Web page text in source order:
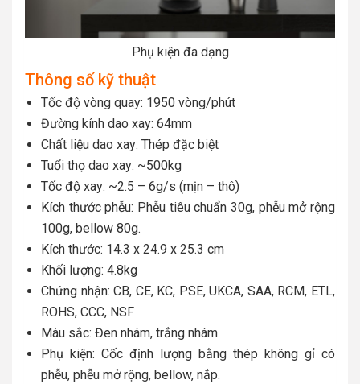
Phụ kiện đa dạng
Thông số kỹ thuật
Tốc độ vòng quay: 1950 vòng/phút
Đường kính dao xay: 64mm
Chất liệu dao xay: Thép đặc biệt
Tuổi thọ dao xay: ~500kg
Tốc độ xay: ~2.5 – 6g/s (mịn – thô)
Kích thước phễu: Phễu tiêu chuẩn 30g, phễu mở rộng
100g, bellow 80g.
Kích thước: 14.3 x 24.9 x 25.3 cm
Khối lượng: 4.8kg
Chứng nhận: CB, CE, KC, PSE, UKCA, SAA, RCM, ETL,
ROHS, CCC, NSF
Màu sắc: Đen nhám, trắng nhám
Phụ kiện: Cốc định lượng bằng thép không gỉ có
phễu, phễu mở rộng, bellow, nắp.